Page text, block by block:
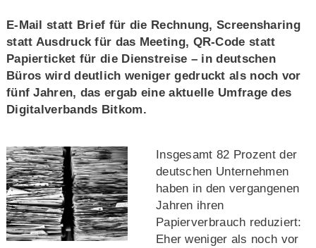
E-Mail statt Brief für die Rechnung, Screensharing
statt Ausdruck für das Meeting, QR-Code statt
Papierticket für die Dienstreise – in deutschen
Büros wird deutlich weniger gedruckt als noch vor
fünf Jahren, das ergab eine aktuelle Umfrage des
Digitalverbands Bitkom.
Insgesamt 82 Prozent der
deutschen Unternehmen
haben in den vergangenen
Jahren ihren
Papierverbrauch reduziert:
Eher weniger als noch vor